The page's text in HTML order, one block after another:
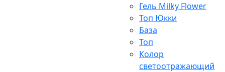
Гель Milky Flower
Топ Юкки
База
Топ
Колор
светоотражающий